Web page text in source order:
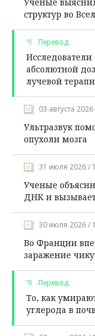
структур во
Перевод
абсолютной
лучевой
03 августа
Ультразвук
опухоли мозга
31 июля 2026 /
Ученые
ДНК и
30 июля 2026 /
Во Франции
заражение
Перевод
То, как
углерода в